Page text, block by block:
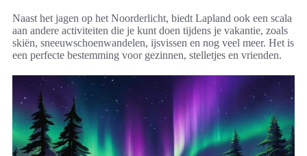
Naast het jagen op het Noorderlicht, biedt Lapland ook een scala
aan andere activiteiten die je kunt doen tijdens je vakantie, zoals
skiën, sneeuwschoenwandelen, ijsvissen en nog veel meer. Het is
een perfecte bestemming voor gezinnen, stelletjes en vrienden.